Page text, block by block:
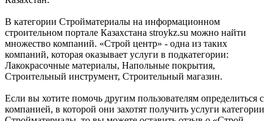
В категории Стройматериалы на информационном
строительном портале Казахстана stroykz.su можно найти
множество компаний. «Строй центр» - одна из таких
компаний, которая оказывает услуги в подкатегории:
Лакокрасочные материалы, Напольные покрытия,
Строительный инструмент, Строительный магазин.
Если вы хотите помочь другим пользователям определиться с
компанией, в которой они захотят получить услуги категории